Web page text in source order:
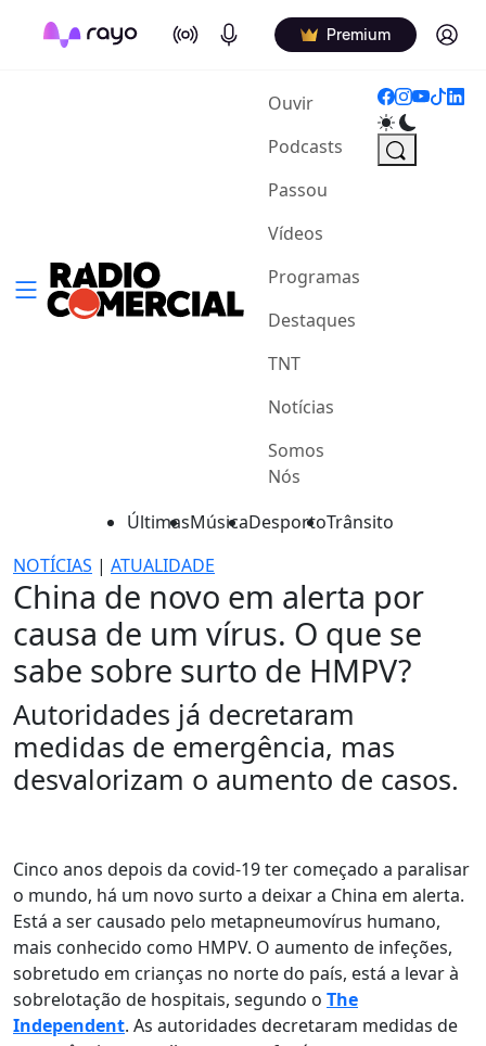
On Air Podcasts Premium Log in
Ouvir(current)
Podcasts
Passou
Vídeos
Programas
Destaques
TNT
Notícias
Somos
Nós
ÚltimasMúsicaDesportoTrânsito
NOTÍCIAS | ATUALIDADE
China de novo em alerta por
causa de um vírus. O que se
sabe sobre surto de HMPV?
Autoridades já decretaram
medidas de emergência, mas
desvalorizam o aumento de casos.
Cinco anos depois da covid-19 ter começado a paralisar
o mundo, há um novo surto a deixar a China em alerta.
Está a ser causado pelo metapneumovírus humano,
mais conhecido como HMPV. O aumento de infeções,
sobretudo em crianças no norte do país, está a levar à
sobrelotação de hospitais, segundo o The
Independent. As autoridades decretaram medidas de